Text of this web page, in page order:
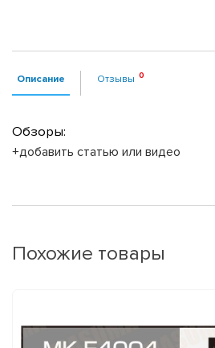
Описание Отзывы
Обзоры:
+добавить статью или видео
Похожие товары